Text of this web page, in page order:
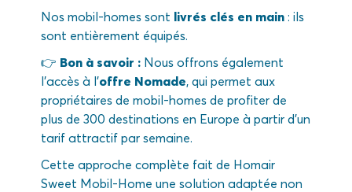
Nos mobil-homes sont livrés clés en main: ils
sont entièrement équipés.
👉 Bon à savoir : Nous offrons également
l’accès à l’offre Nomade, qui permet aux
propriétaires de mobil-homes de profiter de
plus de 300 destinations en Europe à partir d’un
tarif attractif par semaine.
Cette approche complète fait de Homair
Sweet Mobil-Home une solution adaptée non